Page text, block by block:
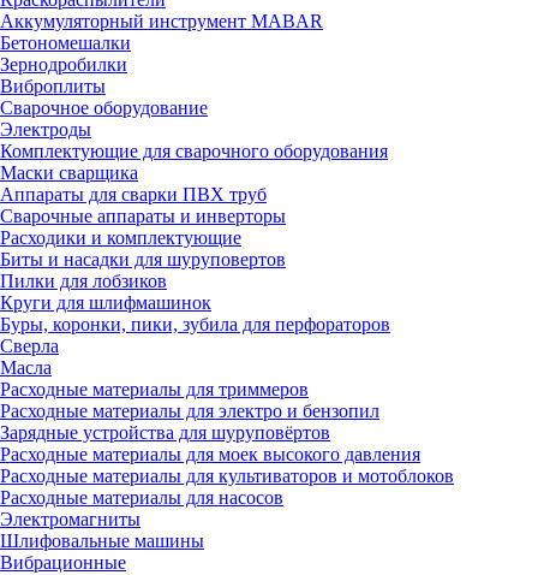
Аккумуляторный инструмент MABAR
Бетономешалки
Зернодробилки
Виброплиты
Сварочное оборудование
Электроды
Комплектующие для сварочного оборудования
Маски сварщика
Аппараты для сварки ПВХ труб
Сварочные аппараты и инверторы
Расходики и комплектующие
Биты и насадки для шуруповертов
Пилки для лобзиков
Круги для шлифмашинок
Буры, коронки, пики, зубила для перфораторов
Сверла
Масла
Расходные материалы для триммеров
Расходные материалы для электро и бензопил
Зарядные устройства для шуруповёртов
Расходные материалы для моек высокого давления
Расходные материалы для культиваторов и мотоблоков
Расходные материалы для насосов
Электромагниты
Шлифовальные машины
Вибрационные